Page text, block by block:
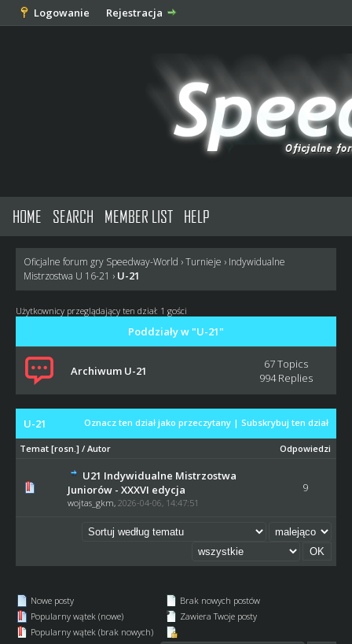
Logowanie Rejestracja
HOME SEARCH MEMBER LIST HELP
Oficjalne forum gry Speedway-World ›Turnieje › Indywidualne
Mistrzostwa U 16-21 › U-21
Użytkownicy przeglądający ten dział: 1 gości
Poddziały w "U-21"
Archiwum U-21
67 Topics
994 Replies
Oznacz ten dział jako przeczytany| Subskrybuj ten dział
U-21
Temat [rosn.] / Autor Odpowiedzi
U21 Indywidualne Mistrzostwa
Juniorów - XXXVI edycja
wojtas_gkm, 2026-04-06, 14:47:51
9
Nowe posty
Popularny wątek (nowe)
Popularny wątek (brak nowych)
Brak nowych postów
Zawiera Twoje posty